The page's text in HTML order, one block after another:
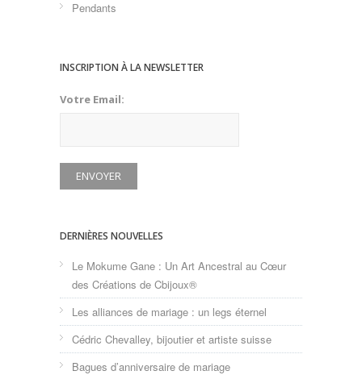
Pendants
INSCRIPTION À LA NEWSLETTER
Votre Email:
DERNIÈRES NOUVELLES
Le Mokume Gane : Un Art Ancestral au Cœur
des Créations de Cbijoux®
Les alliances de mariage : un legs éternel
Cédric Chevalley, bijoutier et artiste suisse
Bagues d’anniversaire de mariage